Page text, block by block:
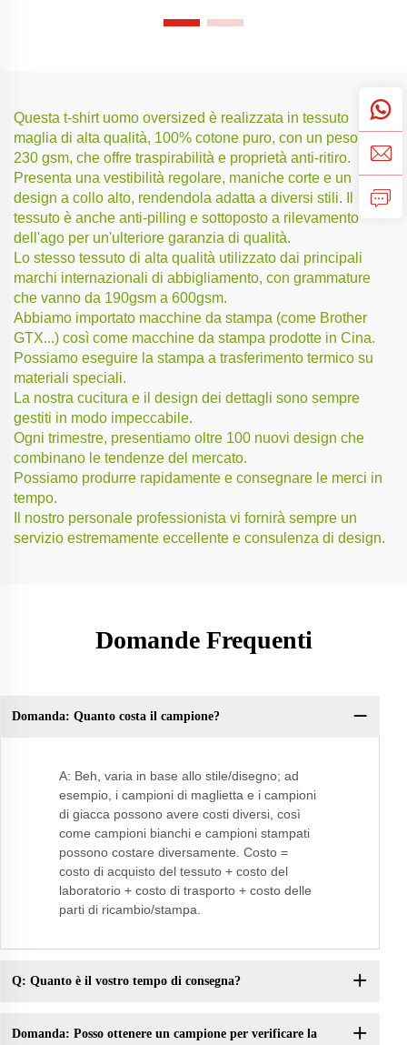
Questa t-shirt uomo oversized è realizzata in tessuto
maglia di alta qualità, 100% cotone puro, con un peso di
230 gsm, che offre traspirabilità e proprietà anti-ritiro.
Presenta una vestibilità regolare, maniche corte e un
design a collo alto, rendendola adatta a diversi stili. Il
tessuto è anche anti-pilling e sottoposto a rilevamento
dell'ago per un'ulteriore garanzia di qualità.
Lo stesso tessuto di alta qualità utilizzato dai principali
marchi internazionali di abbigliamento, con grammature
che vanno da 190gsm a 600gsm.
Abbiamo importato macchine da stampa (come Brother
GTX...) così come macchine da stampa prodotte in Cina.
Possiamo eseguire la stampa a trasferimento termico su
materiali speciali.
La nostra cucitura e il design dei dettagli sono sempre
gestiti in modo impeccabile.
Ogni trimestre, presentiamo oltre 100 nuovi design che
combinano le tendenze del mercato.
Possiamo produrre rapidamente e consegnare le merci in
tempo.
Il nostro personale professionista vi fornirà sempre un
servizio estremamente eccellente e consulenza di design.
Domande Frequenti
Domanda: Quanto costa il campione?
A: Beh, varia in base allo stile/disegno; ad
esempio, i campioni di maglietta e i campioni
di giacca possono avere costi diversi, così
come campioni bianchi e campioni stampati
possono costare diversamente. Costo =
costo di acquisto del tessuto + costo del
laboratorio + costo di trasporto + costo delle
parti di ricambio/stampa.
Q: Quanto è il vostro tempo di consegna?
Domanda: Posso ottenere un campione per verificare la